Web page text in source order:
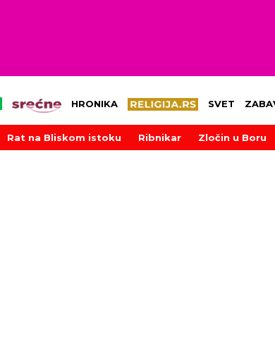
HRONIKA SVET
Rat na Bliskom istoku Ribnikar Zločin u Boru